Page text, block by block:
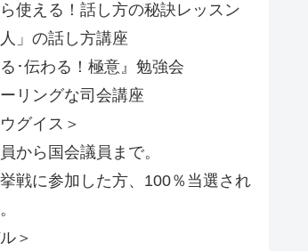
使える！話し方の秘訣レッスン
人」の話し方講座
る･伝わる！極意』勉強会
リングな司会講座
グイス＞
から国会議員まで。
戦に参加した方、100％当選され
＞